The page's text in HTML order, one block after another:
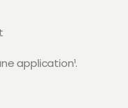
application¹.